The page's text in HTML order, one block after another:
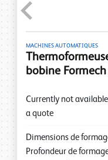
MACHINES AUTOMATIQUES
bobine
Currently not
a quote
Dimensions de
Profondeur de
Previous